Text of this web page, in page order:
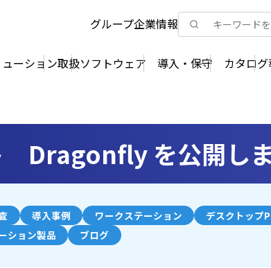
グループ企業情報
ーション取扱ソフトウェア 導入・保守 カタログ
Dragonfly を公開しま
導入事例 ワークステーション デスクトップ
ション製品 ブログ